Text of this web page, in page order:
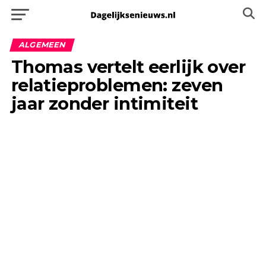
ALGEMEEN
Thomas vertelt eerlijk over
relatieproblemen: zeven
jaar zonder intimiteit